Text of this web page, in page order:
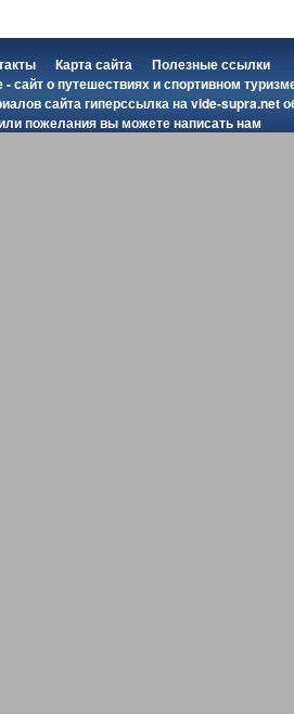
Карта сайта
Полезные ссылки
сайт о путешествиях и спортивном
сайта гиперссылка наvide-supra.net
пожелания вы можетенаписать нам